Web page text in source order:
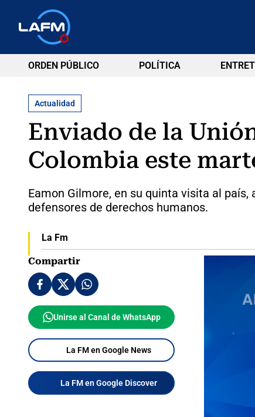
ORDEN PÚBLICO POLÍTICA
Actualidad
Enviado de la
Colombia este
Eamon Gilmore, en su quinta visita al
defensores de derechos humanos.
La Fm
Compartir
Unirse al Canal de WhatsApp
La FM en Google News
La FM en Google Discover